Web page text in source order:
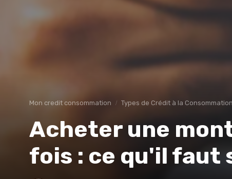
Mon credit consommation Types de Crédit à la Consommation
Acheter une
fois : ce qu'il faut